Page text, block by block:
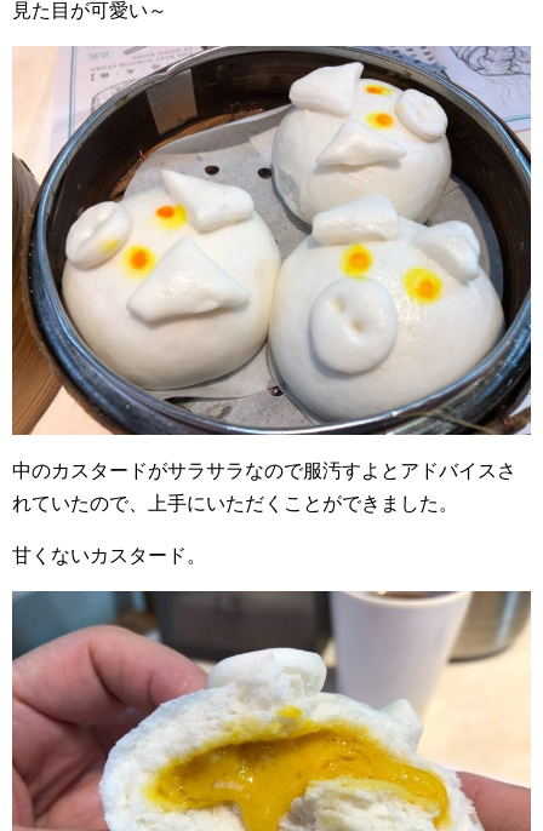
見た目が可愛い～
中のカスタードがサラサラなので服汚すよとアドバイスさ
れていたので、上手にいただくことができました。
甘くないカスタード。